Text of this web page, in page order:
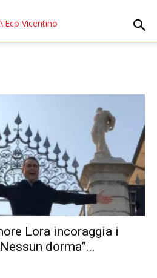
Lora incoraggia i
dorma”...